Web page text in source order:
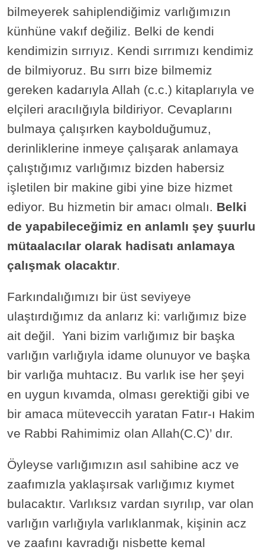
bilmeyerek sahiplendiğimiz varlığımızın
künhüne vakıf değiliz. Belki de kendi
kendimizin sırrıyız. Kendi sırrımızı kendimiz
de bilmiyoruz. Bu sırrı bize bilmemiz
gereken kadarıyla Allah (c.c.) kitaplarıyla ve
elçileri aracılığıyla bildiriyor. Cevaplarını
bulmaya çalışırken kaybolduğumuz,
derinliklerine inmeye çalışarak anlamaya
çalıştığımız varlığımız bizden habersiz
işletilen bir makine gibi yine bize hizmet
ediyor. Bu hizmetin bir amacı olmalı. Belki
de yapabileceğimiz en anlamlı şey şuurlu
mütaalacılar olarak hadisatı anlamaya
çalışmak olacaktır.
Farkındalığımızı bir üst seviyeye
ulaştırdığımız da anlarız ki: varlığımız bize
ait değil. Yani bizim varlığımız bir başka
varlığın varlığıyla idame olunuyor ve başka
bir varlığa muhtacız. Bu varlık ise her şeyi
en uygun kıvamda, olması gerektiği gibi ve
bir amaca müteveccih yaratan Fatır-ı Hakim
ve Rabbi Rahimimiz olan Allah(C.C)’ dır.
Öyleyse varlığımızın asıl sahibine acz ve
zaafımızla yaklaşırsak varlığımız kıymet
bulacaktır. Varlıksız vardan sıyrılıp, var olan
varlığın varlığıyla varlıklanmak, kişinin acz
ve zaafını kavradığı nisbette kemal